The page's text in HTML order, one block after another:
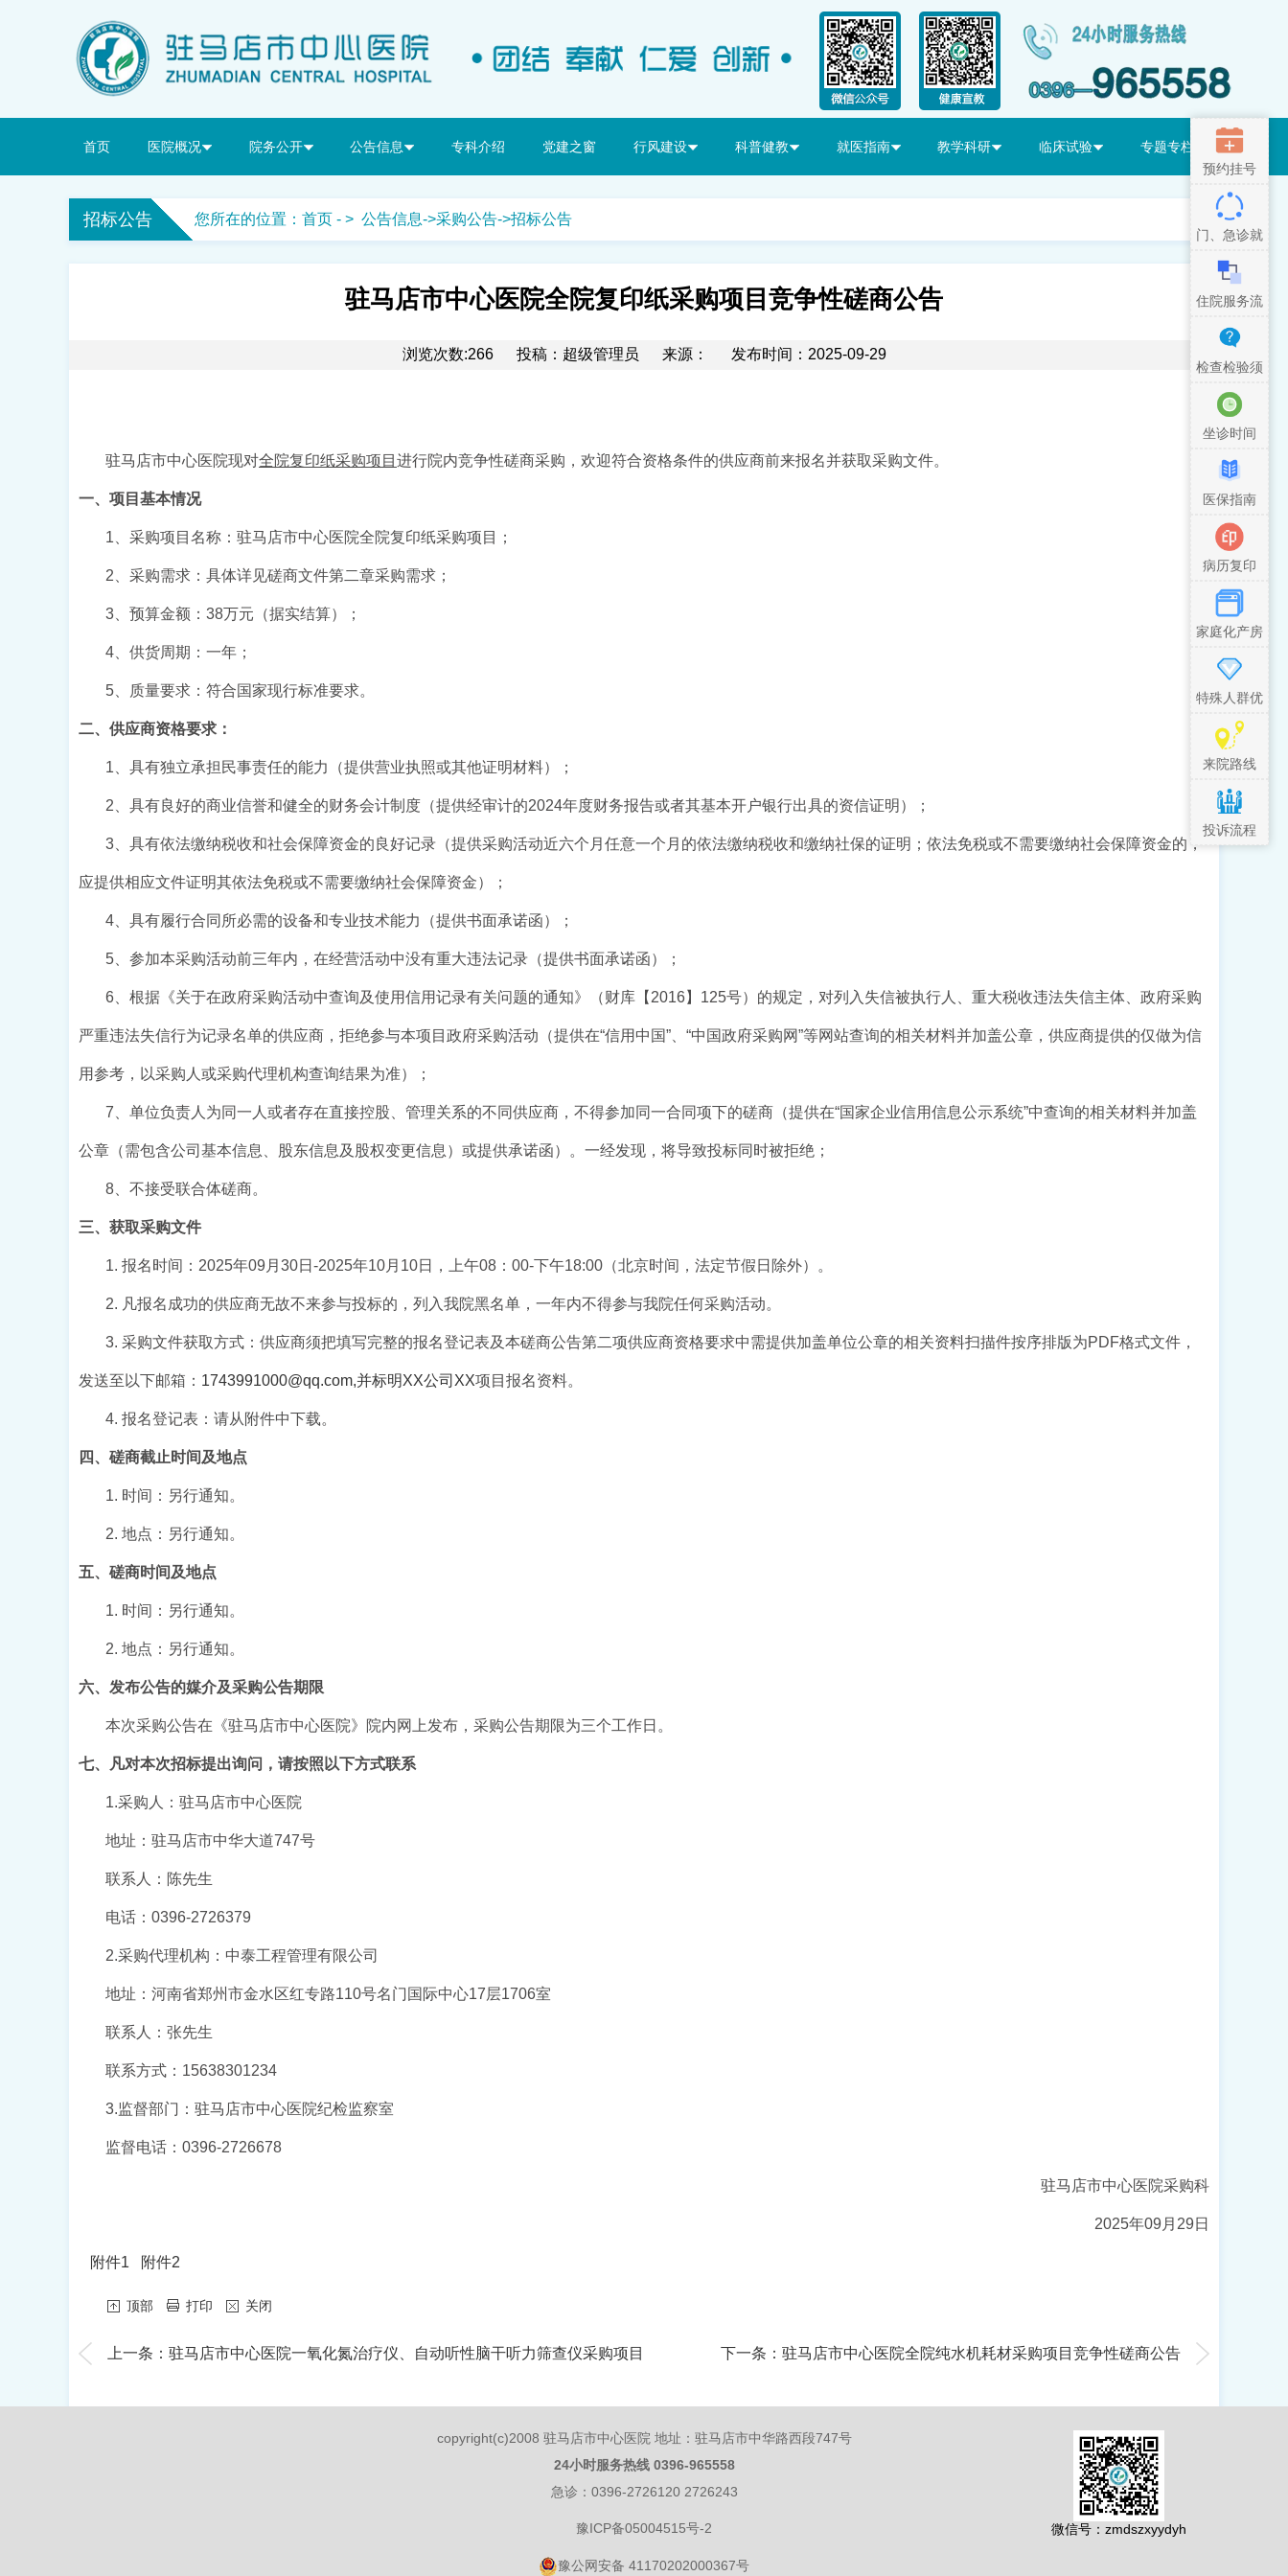
首页 医院概况 院务公开 公告信息 专科介绍 党建之窗 行风建设 科普健教 就医指南 教学科研 临床试验 专题专栏
招标公告 您所在的位置： 首页 - > 公告信息->采购公告->招标公告
驻马店市中心医院全院复印纸采购项目竞争性磋商公告
浏览次数:266 投稿：超级管理员 来源： 发布时间：2025-09-29
驻马店市中心医院现对全院复印纸采购项目 进行院内竞争性磋商采购，欢迎符合资格条件的供应商前来报名并获取采购文件。
一、项目基本情况
1、 采购项目名称： 驻马店市中心医院全院复印纸采购项目 ；
2、采购需求 ：具体详见磋商文件第二章采购需求；
3 、预算金额： 38万元 （据实结算）；
4、 供货周期 ：一年；
5 、质量要求： 符合国家现行标准要求。
二、 供应商资格要求：
1、具有独立承担民事责任的能力 （提供营业执照或其他证明材料）；
2、具有良好的商业信誉和健全的财务会计制度 （提供经审计的2024年度财务报告或者其基本开户银行出具的资信证明 ） ；
3、具有依法缴纳税收和社会保障资金的良好记录（提供采购活动近六个月任意一个月的依法缴纳税收和缴纳社保的证明 ；依法免税或不需要缴纳社会保障资金的，
应提供相应文件证明其依法免税或不需要缴纳社会保障资金）；
4 、具有履行合同所必需的设备和专业技术能力（提供书面承诺函）；
5 、参加本采购活动前三年内，在经营活动中没有重大违法记录（提供书面承诺函）；
6 、根据《关于在政府采购活动中查询及使用信用记录有关问题的通知》（财库【 2016】125号）的规定，对列入失信被执行人、重大税收违法失信主体、政府采购
严重违法失信行为记录名单的供应商，拒绝参与本项目政府采购活动（提供在“信用中国”、 “中国政府采购网”等网站查询的相关材料并加盖公章， 供应商提供的仅做为信
用参考，以采购人或采购代理机构查询结果为准）；
7 、单位负责人为同一人或者存在直接控股、管理关系的不同供应商，不得参加同一合同项下的磋商（提供在“国家企业信用信息公示系统”中查询的相关材料并加盖
公章（需包含公司基本信息、股东信息及股权变更信息）或提供承诺函）。一经发现，将导致投标同时被拒绝 ；
8、 不接受联合体磋商。
三、获取采购文件
1. 报名时间： 2025年09 月 30日 -2025年10月 10日，上午08： 00-下午18:00（北京时间，法定节假日除外） 。
2. 凡报名成功的供应商无故不来参与投标的，列入我院黑名单，一年内不得参与我院任何采购活动。
3. 采购文件获取方式：供应商须把填写完整的报名登记表及本磋商公告第二项供应商资格要求中需提供加盖单位公章的相关资料扫描件按序排版为PDF格式文件，
发送至以下邮箱： 1743991000@qq.com,并标明XX公司XX项目报名资料。
4. 报名登记表：请从附件中下载。
四、磋商截止时间及地点
1. 时间： 另行通知。
2. 地点： 另行通知。
五、磋商时间及地点
1. 时间： 另行通知。
2. 地点： 另行通知。
六、发布公告的媒介及采购公告期限
本次采购公告在《驻马店市中心医院》院内网 上发布，采购公告期限为三个工作日 。
七、 凡对本次招标提出询问，请按照以下方式联系
1.采购人：驻马店市中心医院
地址：驻马店市中华大道747号
联系人：陈先生
电话： 0396-2726379
2.采购代理机构：中泰工程管理有限公司
地址：河南省郑州市金水区红专路110号名门国际中心17层1706室
联系人：张先生
联系方式： 15638301234
3.监督部门：驻马店市中心医院纪检监察室
监督电话： 0396-2726678
驻马店市中心医院采购科
2025年09 月 29 日
附件1 附件2
顶部 打印 关闭
上一条：驻马店市中心医院一氧化氮治疗仪、自动听性脑干听力筛查仪采购项目（二次）竞争性磋商公告下一条：驻马店市中心医院全院纯水机耗材采购项目竞争性磋商公告
微信号：zmdszxyydyh
copyright(c)2008 驻马店市中心医院 地址：驻马店市中华路西段747号
24小时服务热线 0396-965558
急诊：0396-2726120 2726243
豫ICP备05004515号-2
豫公网安备 41170202000367号
预约挂号
门、急诊就
医流程
住院服务流
程
检查检验须
知
坐诊时间
医保指南
病历复印
家庭化产房
特殊人群优
先措施
来院路线
投诉流程